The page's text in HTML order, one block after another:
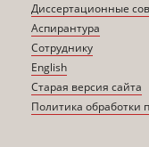
Диссертационные
Аспирантура
Сотруднику
English
Старая версия сайта
Политика обработки